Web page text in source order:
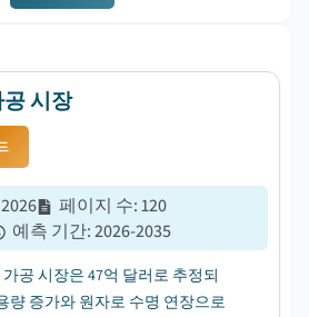
시장
페이지 수:120
예측 기간:2026-2035
공 시장은 47억 달러로 추정되
량 증가와 원자로 수명 연장으로